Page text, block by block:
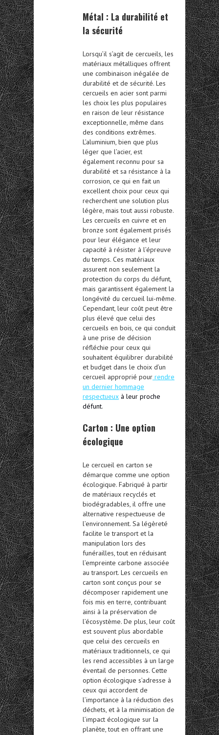
Métal : La durabilité et
la sécurité
Lorsqu’il s’agit de cercueils, les
matériaux métalliques offrent
une combinaison inégalée de
durabilité et de sécurité. Les
cercueils en acier sont parmi
les choix les plus populaires
en raison de leur résistance
exceptionnelle, même dans
des conditions extrêmes.
L’aluminium, bien que plus
léger que l’acier, est
également reconnu pour sa
durabilité et sa résistance à la
corrosion, ce qui en fait un
excellent choix pour ceux qui
recherchent une solution plus
légère, mais tout aussi robuste.
Les cercueils en cuivre et en
bronze sont également prisés
pour leur élégance et leur
capacité à résister à l’épreuve
du temps. Ces matériaux
assurent non seulement la
protection du corps du défunt,
mais garantissent également la
longévité du cercueil lui-même.
Cependant, leur coût peut être
plus élevé que celui des
cercueils en bois, ce qui conduit
à une prise de décision
réfléchie pour ceux qui
souhaitent équilibrer durabilité
et budget dans le choix d’un
cercueil approprié pour rendre
un dernier hommage
respectueux à leur proche
défunt.
Carton : Une option
écologique
Le cercueil en carton se
démarque comme une option
écologique. Fabriqué à partir
de matériaux recyclés et
biodégradables, il offre une
alternative respectueuse de
l’environnement. Sa légèreté
facilite le transport et la
manipulation lors des
funérailles, tout en réduisant
l’empreinte carbone associée
au transport. Les cercueils en
carton sont conçus pour se
décomposer rapidement une
fois mis en terre, contribuant
ainsi à la préservation de
l’écosystème. De plus, leur coût
est souvent plus abordable
que celui des cercueils en
matériaux traditionnels, ce qui
les rend accessibles à un large
éventail de personnes. Cette
option écologique s’adresse à
ceux qui accordent de
l’importance à la réduction des
déchets, et à la minimisation de
l’impact écologique sur la
planète, tout en offrant une